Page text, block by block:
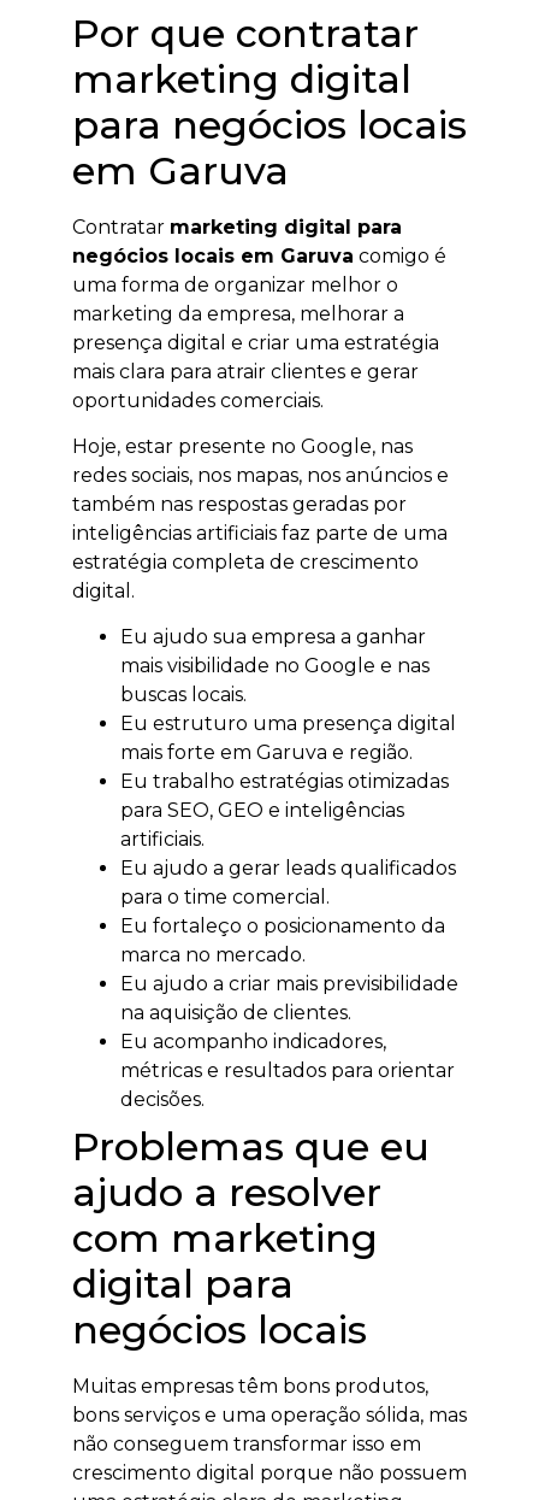
Por que contratar
marketing digital
para negócios locais
em Garuva
Contratar marketing digital para
negócios locais em Garuva comigo é
uma forma de organizar melhor o
marketing da empresa, melhorar a
presença digital e criar uma estratégia
mais clara para atrair clientes e gerar
oportunidades comerciais.
Hoje, estar presente no Google, nas
redes sociais, nos mapas, nos anúncios e
também nas respostas geradas por
inteligências artificiais faz parte de uma
estratégia completa de crescimento
digital.
Eu ajudo sua empresa a ganhar
mais visibilidade no Google e nas
buscas locais.
Eu estruturo uma presença digital
mais forte em Garuva e região.
Eu trabalho estratégias otimizadas
para SEO, GEO e inteligências
artificiais.
Eu ajudo a gerar leads qualificados
para o time comercial.
Eu fortaleço o posicionamento da
marca no mercado.
Eu ajudo a criar mais previsibilidade
na aquisição de clientes.
Eu acompanho indicadores,
métricas e resultados para orientar
decisões.
Problemas que eu
ajudo a resolver
com marketing
digital para
negócios locais
Muitas empresas têm bons produtos,
bons serviços e uma operação sólida, mas
não conseguem transformar isso em
crescimento digital porque não possuem